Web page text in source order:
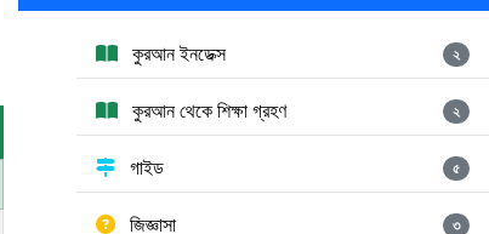
কুরআন ইনডেক্স ২
কুরআন থেকে শিক্ষা গ্রহণ ২
গাইড ৫
জিজ্ঞাসা ৩